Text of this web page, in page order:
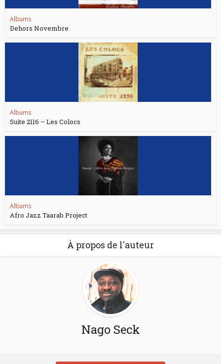
Albums
Dehors Novembre
Albums
Suite 2116 – Les Colocs
Albums
Afro Jazz Taarab Project
À propos de l'auteur
Nago Seck